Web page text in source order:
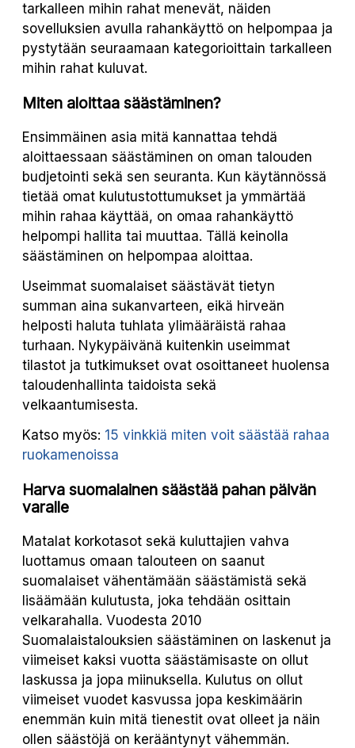
tarkalleen mihin rahat menevät, näiden
sovelluksien avulla rahankäyttö on helpompaa ja
pystytään seuraamaan kategorioittain tarkalleen
mihin rahat kuluvat.
Miten aloittaa säästäminen?
Ensimmäinen asia mitä kannattaa tehdä
aloittaessaan säästäminen on oman talouden
budjetointi sekä sen seuranta. Kun käytännössä
tietää omat kulutustottumukset ja ymmärtää
mihin rahaa käyttää, on omaa rahankäyttö
helpompi hallita tai muuttaa. Tällä keinolla
säästäminen on helpompaa aloittaa.
Useimmat suomalaiset säästävät tietyn
summan aina sukanvarteen, eikä hirveän
helposti haluta tuhlata ylimääräistä rahaa
turhaan. Nykypäivänä kuitenkin useimmat
tilastot ja tutkimukset ovat osoittaneet huolensa
taloudenhallinta taidoista sekä
velkaantumisesta.
Katso myös: 15 vinkkiä miten voit säästää rahaa
ruokamenoissa
Harva suomalainen säästää pahan päivän
varalle
Matalat korkotasot sekä kuluttajien vahva
luottamus omaan talouteen on saanut
suomalaiset vähentämään säästämistä sekä
lisäämään kulutusta, joka tehdään osittain
velkarahalla. Vuodesta 2010
Suomalaistalouksien säästäminen on laskenut ja
viimeiset kaksi vuotta säästämisaste on ollut
laskussa ja jopa miinuksella. Kulutus on ollut
viimeiset vuodet kasvussa jopa keskimäärin
enemmän kuin mitä tienestit ovat olleet ja näin
ollen säästöjä on kerääntynyt vähemmän.